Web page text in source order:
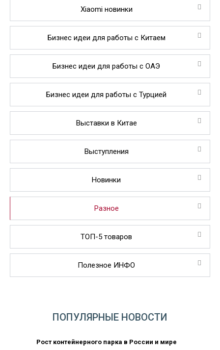
Xiaomi новинки
Бизнес идеи для работы с Китаем
Бизнес идеи для работы с ОАЭ
Бизнес идеи для работы с Турцией
Выставки в Китае
Выступления
Новинки
Разное
ТОП-5 товаров
Полезное ИНФО
ПОПУЛЯРНЫЕ НОВОСТИ
Рост контейнерного парка в России и мире